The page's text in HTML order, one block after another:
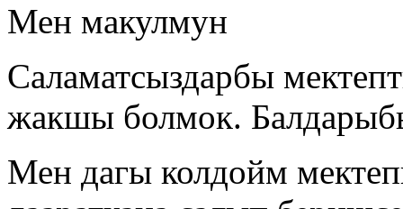
Мен макулмун
Саламатсыздарбы
жакшы болмок.
Мен дагы колдойм